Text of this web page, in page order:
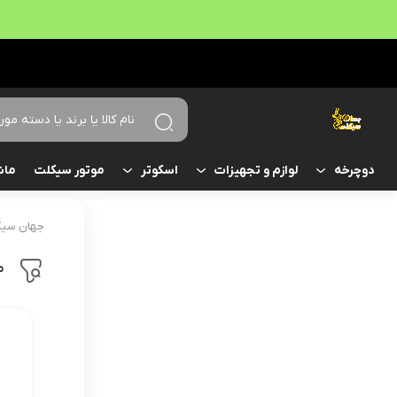
دوچرخه لوازم و تجهیزات اسکوتر موتور سیکلت
جهان